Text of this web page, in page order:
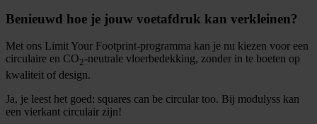
Benieuwd hoe je jouw voetafdruk kan verkleinen?
Met ons Limit Your Footprint-programma kan je nu kiezen voor een
circulaire en CO2-neutrale vloerbedekking, zonder in te boeten op
kwaliteit of design.
Ja, je leest het goed: squares can be circular too. Bij modulyss kan
een vierkant circulair zijn!